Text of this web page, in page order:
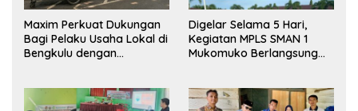
Maxim Perkuat Dukungan
Bagi Pelaku Usaha Lokal di
Bengkulu dengan
Pasar
Digelar Selama 5 Hari,
Kegiatan MPLS SMAN 1
Mukomuko Berlangsung